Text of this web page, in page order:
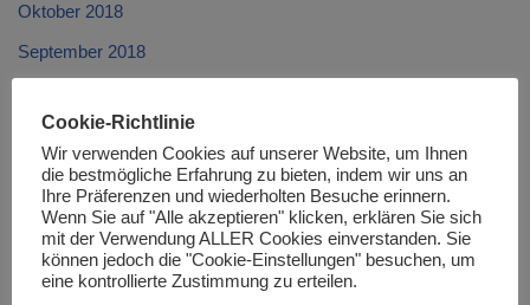
Oktober 2018
September 2018
Juli 2018
Juni 2018
Mai 2018
April 2018
März 2018
Cookie-Richtlinie
Wir verwenden Cookies auf unserer Website, um Ihnen
die bestmögliche Erfahrung zu bieten, indem wir uns an
Ihre Präferenzen und wiederholten Besuche erinnern.
Wenn Sie auf "Alle akzeptieren" klicken, erklären Sie sich
mit der Verwendung ALLER Cookies einverstanden. Sie
können jedoch die "Cookie-Einstellungen" besuchen, um
eine kontrollierte Zustimmung zu erteilen.